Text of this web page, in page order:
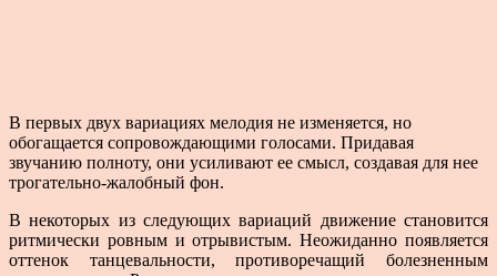
В первых двух вариациях мелодия не изменяется, но
обогащается сопровождающими голосами. Придавая
звучанию полноту, они усиливают ее смысл, создавая для нее
трогательно-жалобный фон.
В некоторых из следующих вариаций движение ста­новится
ритмически ровным и отрывистым. Неожи­данно появляется
оттенок танцевальности, противоре­чащий болезненным